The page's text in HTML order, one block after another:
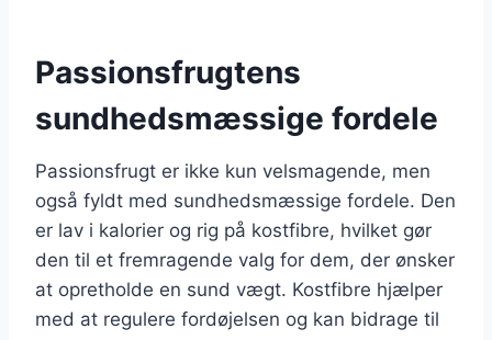
Passionsfrugtens
sundhedsmæssige fordele
Passionsfrugt er ikke kun velsmagende, men
også fyldt med sundhedsmæssige fordele. Den
er lav i kalorier og rig på kostfibre, hvilket gør
den til et fremragende valg for dem, der ønsker
at opretholde en sund vægt. Kostfibre hjælper
med at regulere fordøjelsen og kan bidrage til